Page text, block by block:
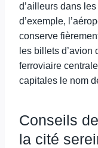
d’ailleurs dans
d’exemple,
conserve
les billets
ferroviaire
capitales le nom
Conseils
la cité